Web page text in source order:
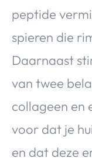
peptide
spieren die
Daarnaast
van twee
collageen en
voor dat je
en dat deze